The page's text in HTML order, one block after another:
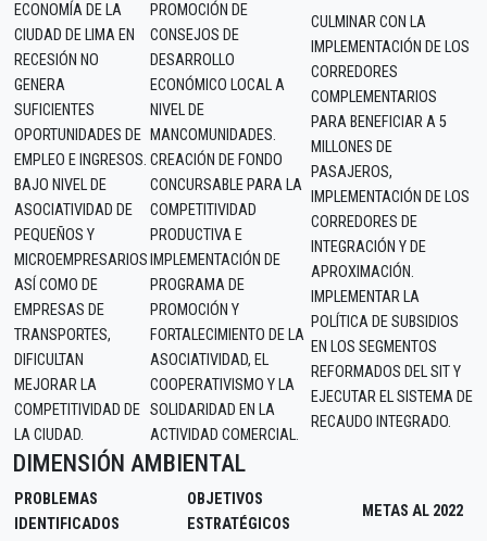
ECONOMÍA DE LA
CIUDAD DE LIMA EN
RECESIÓN NO
GENERA
SUFICIENTES
OPORTUNIDADES DE
EMPLEO E INGRESOS.
BAJO NIVEL DE
ASOCIATIVIDAD DE
PEQUEÑOS Y
MICROEMPRESARIOS
ASÍ COMO DE
EMPRESAS DE
TRANSPORTES,
DIFICULTAN
MEJORAR LA
COMPETITIVIDAD DE
LA CIUDAD.
PROMOCIÓN DE
CONSEJOS DE
DESARROLLO
ECONÓMICO LOCAL A
NIVEL DE
MANCOMUNIDADES.
CREACIÓN DE FONDO
CONCURSABLE PARA LA
COMPETITIVIDAD
PRODUCTIVA E
IMPLEMENTACIÓN DE
PROGRAMA DE
PROMOCIÓN Y
FORTALECIMIENTO DE LA
ASOCIATIVIDAD, EL
COOPERATIVISMO Y LA
SOLIDARIDAD EN LA
ACTIVIDAD COMERCIAL.
CULMINAR CON LA
IMPLEMENTACIÓN DE LOS
CORREDORES
COMPLEMENTARIOS
PARA BENEFICIAR A 5
MILLONES DE
PASAJEROS,
IMPLEMENTACIÓN DE LOS
CORREDORES DE
INTEGRACIÓN Y DE
APROXIMACIÓN.
IMPLEMENTAR LA
POLÍTICA DE SUBSIDIOS
EN LOS SEGMENTOS
REFORMADOS DEL SIT Y
EJECUTAR EL SISTEMA DE
RECAUDO INTEGRADO.
DIMENSIÓN AMBIENTAL
PROBLEMAS
IDENTIFICADOS
OBJETIVOS
ESTRATÉGICOS
METAS AL 2022